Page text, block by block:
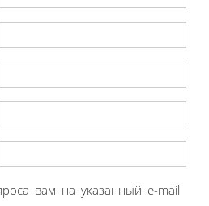
вам на указанный e-mail